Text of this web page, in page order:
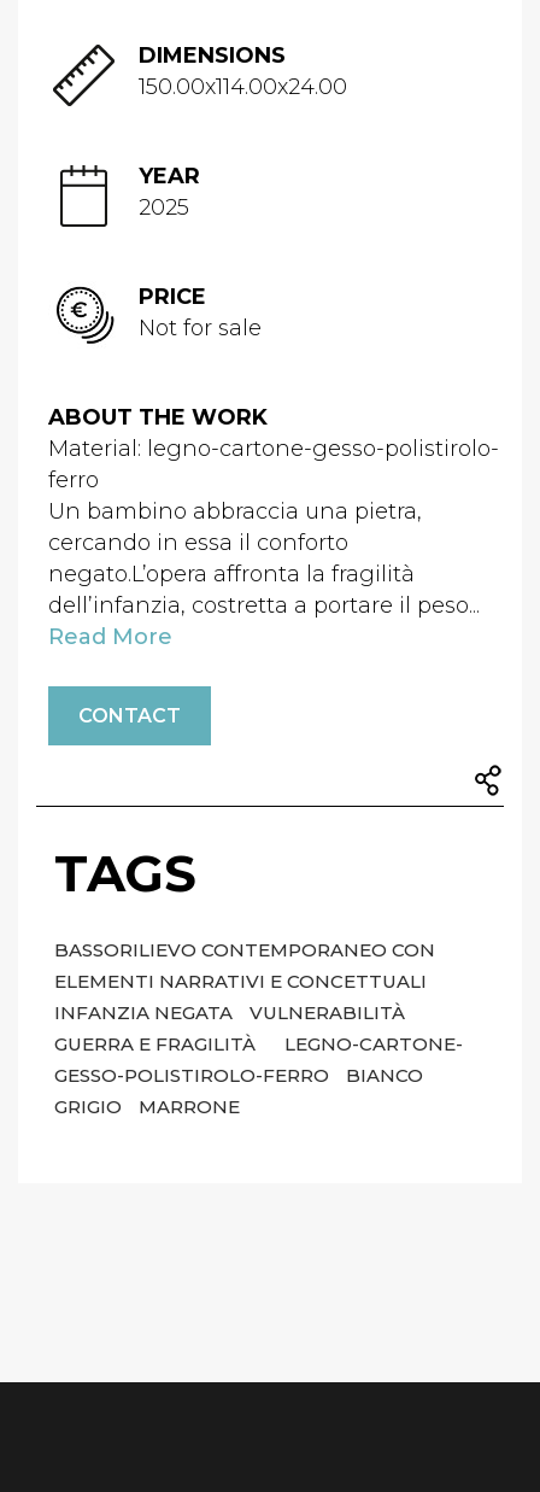
DIMENSIONS
150.00x114.00x24.00
YEAR
2025
PRICE
Not for sale
ABOUT THE WORK
Material: legno-cartone-gesso-polistirolo-
ferro
Un bambino abbraccia una pietra,
cercando in essa il conforto
negato.L’opera affronta la fragilità
dell’infanzia, costretta a portare il peso...
Read More
CONTACT
TAGS
BASSORILIEVO CONTEMPORANEO CON
ELEMENTI NARRATIVI E CONCETTUALI
INFANZIA NEGATA
VULNERABILITÀ
GUERRA E FRAGILITÀ
LEGNO-CARTONE-
GESSO-POLISTIROLO-FERRO
BIANCO
GRIGIO
MARRONE